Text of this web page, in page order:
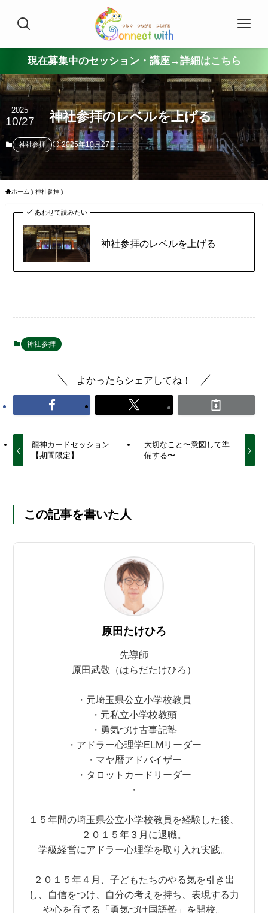
現在募集中のセッション・講座→詳細はこちら
神社参拝のレベルを上げる
2025
10/27
神社参拝 2025年10月27日
ホーム 神社参拝
あわせて読みたい
神社参拝のレベルを上げる
神社参拝
よかったらシェアしてね！
龍神カードセッション
【期間限定】
大切なこと〜意図して準
備する〜
この記事を書いた人
原田たけひろ
先導師
原田武敬（はらだたけひろ）
・元埼玉県公立小学校教員
・元私立小学校教頭
・勇気づけ古事記塾
・アドラー心理学ELMリーダー
・マヤ暦アドバイザー
・タロットカードリーダー
・
１５年間の埼玉県公立小学校教員を経験した後、
２０１５年３月に退職。
学級経営にアドラー心理学を取り入れ実践。
２０１５年４月、子どもたちのやる気を引き出
し、自信をつけ、自分の考えを持ち、表現する力
や心を育てる「勇気づけ国語塾」を開校。